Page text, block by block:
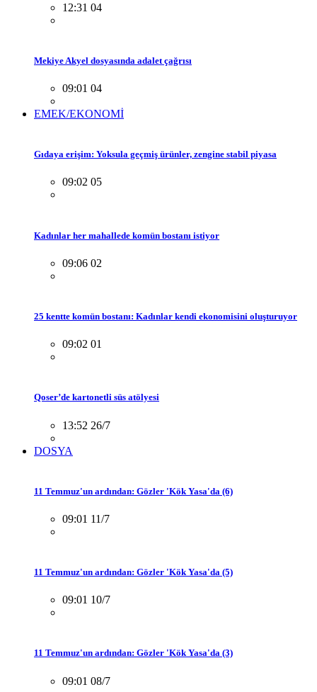
12:31 04
Mekiye Akyel dosyasında adalet çağrısı
09:01 04
EMEK/EKONOMİ
Gıdaya erişim: Yoksula geçmiş ürünler, zengine stabil piyasa
09:02 05
Kadınlar her mahallede komün bostanı istiyor
09:06 02
25 kentte komün bostanı: Kadınlar kendi ekonomisini oluşturuyor
09:02 01
Qoser’de kartonetli süs atölyesi
13:52 26/7
DOSYA
11 Temmuz'un ardından: Gözler 'Kök Yasa'da (6)
09:01 11/7
11 Temmuz'un ardından: Gözler 'Kök Yasa'da (5)
09:01 10/7
11 Temmuz'un ardından: Gözler 'Kök Yasa'da (3)
09:01 08/7